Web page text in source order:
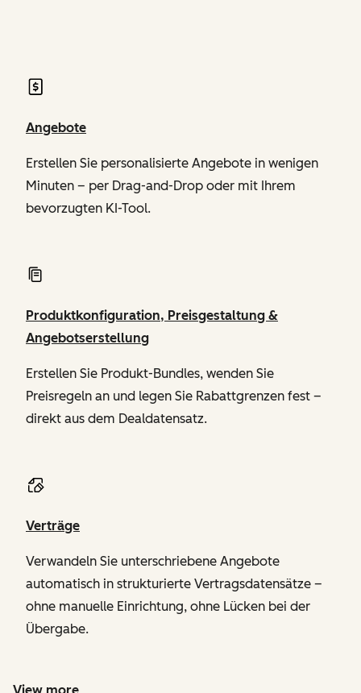
Angebote
Erstellen Sie personalisierte Angebote in wenigen
Minuten – per Drag-and-Drop oder mit Ihrem
bevorzugten KI-Tool.
Produktkonfiguration, Preisgestaltung &
Angebotserstellung
Erstellen Sie Produkt-Bundles, wenden Sie
Preisregeln an und legen Sie Rabattgrenzen fest –
direkt aus dem Dealdatensatz.
Verträge
Verwandeln Sie unterschriebene Angebote
automatisch in strukturierte Vertragsdatensätze –
ohne manuelle Einrichtung, ohne Lücken bei der
Übergabe.